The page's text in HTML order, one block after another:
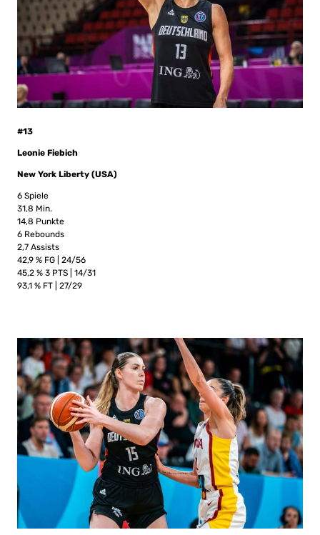
#13
Leonie Fiebich
New York Liberty (USA)
6 Spiele
31,8 Min.
14,8 Punkte
6 Rebounds
2,7 Assists
42,9 % FG | 24/56
45,2 % 3 PTS | 14/31
93,1 % FT | 27/29